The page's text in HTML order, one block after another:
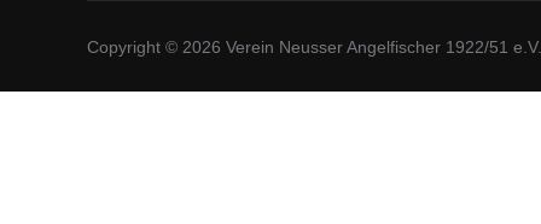
Copyright © 2026 Verein Neusser Angelfischer 1922/51 e.V.